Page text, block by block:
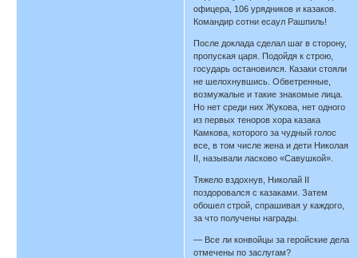
офицера, 106 урядников и казаков.
Командир сотни есаул Рашпиль!
После доклада сделал шаг в сторону,
пропуская царя. Подойдя к строю,
государь остановился. Казаки стояли
не шелохнувшись. Обветренные,
возмужалые и такие знакомые лица.
Но нет среди них Жукова, нет одного
из первых теноров хора казака
Камкова, которого за чудный голос
все, в том числе жена и дети Николая
II, называли ласково «Савушкой».
Тяжело вздохнув, Николай II
поздоровался с казаками. Затем
обошел строй, спрашивая у каждого,
за что получены награды.
— Все ли конвойцы за геройские дела
отмечены по заслугам?